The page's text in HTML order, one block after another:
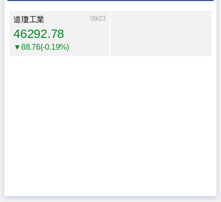
道瓊工業 09/23
46292.78
▼88.76(-0.19%)